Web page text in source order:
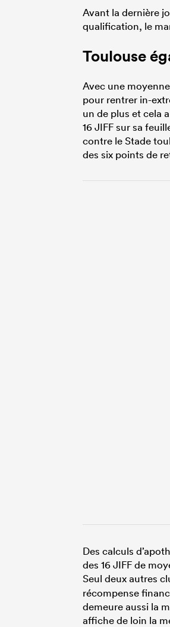
Avant la dernière
qualification, le
Toulouse
Avec une
pour rentrer in-
un de plus et cela
16 JIFF sur sa
contre le Stade
des six points de
Des calculs
des 16 JIFF de
Seul deux autres
récompense
demeure aussi la
affiche de loin la